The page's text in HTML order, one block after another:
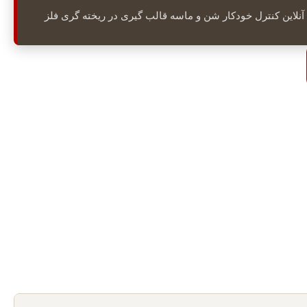
کنترل خودکار شن و ماسه قالب گیری در ریخته گری فلز